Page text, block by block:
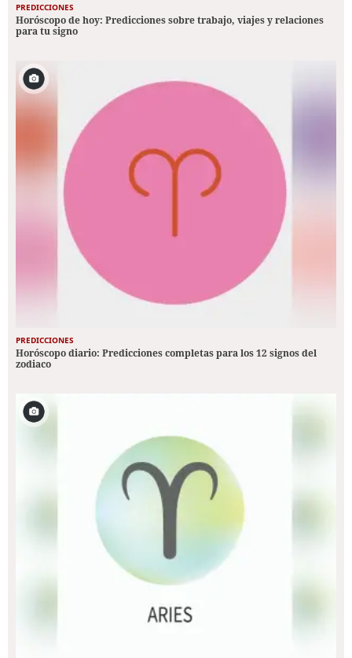
PREDICCIONES
Horóscopo de hoy: Predicciones sobre trabajo, viajes y relaciones
para tu signo
PREDICCIONES
Horóscopo diario: Predicciones completas para los 12 signos del
zodiaco